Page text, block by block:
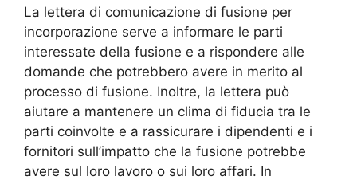
La lettera di comunicazione di fusione per
incorporazione serve a informare le parti
interessate della fusione e a rispondere alle
domande che potrebbero avere in merito al
processo di fusione. Inoltre, la lettera può
aiutare a mantenere un clima di fiducia tra le
parti coinvolte e a rassicurare i dipendenti e i
fornitori sull’impatto che la fusione potrebbe
avere sul loro lavoro o sui loro affari. In